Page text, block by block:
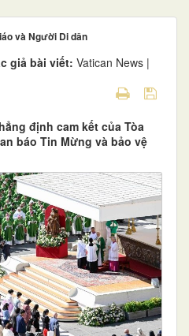
và Người Di dân
giả bài viết: Vatican News |
định cam kết của Tòa
báo Tin Mừng và bảo vệ